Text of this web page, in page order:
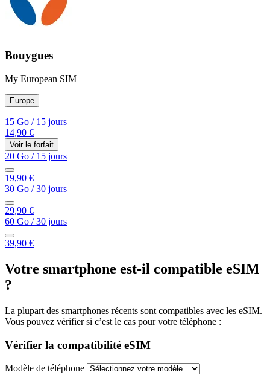
Bouygues
My European SIM
Europe
15 Go /15 jours
14,90 €
Voir le forfait
20 Go /15 jours
19,90 €
30 Go /30 jours
29,90 €
60 Go /30 jours
39,90 €
Votre smartphone est-il compatible eSIM
?
La plupart des smartphones récents sont compatibles avec les eSIM.
Vous pouvez vérifier si c’est le cas pour votre téléphone :
Vérifier la compatibilité eSIM
Modèle de téléphone